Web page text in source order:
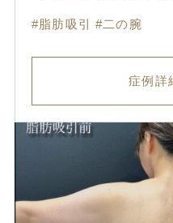
脂肪吸引 二の腕
症例詳